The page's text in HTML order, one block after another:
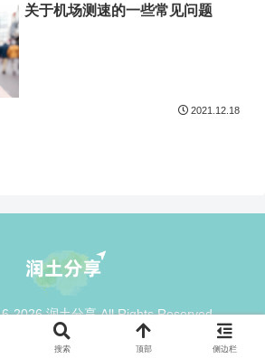
关于机场测速的一些常见问题
2021.12.18
2026 润土分享 All Rights Reserved.
搜索 顶部 侧边栏